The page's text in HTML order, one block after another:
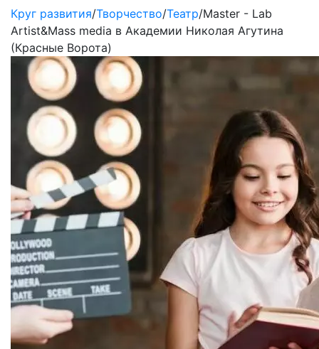
Круг развития/Творчество/Театр/Master - Lab
Artist&Mass media в Академии Николая Агутина
(Красные Ворота)